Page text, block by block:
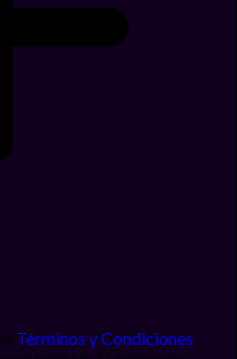
Términos y Condiciones